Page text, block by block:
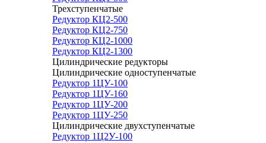
Трехступенчатые
Редуктор КЦ2-500
Редуктор КЦ2-750
Редуктор КЦ2-1000
Редуктор КЦ2-1300
Цилиндрические редукторы
Цилиндрические одноступенчатые
Редуктор 1ЦУ-100
Редуктор 1ЦУ-160
Редуктор 1ЦУ-200
Редуктор 1ЦУ-250
Цилиндрические двухступенчатые
Редуктор 1Ц2У-100